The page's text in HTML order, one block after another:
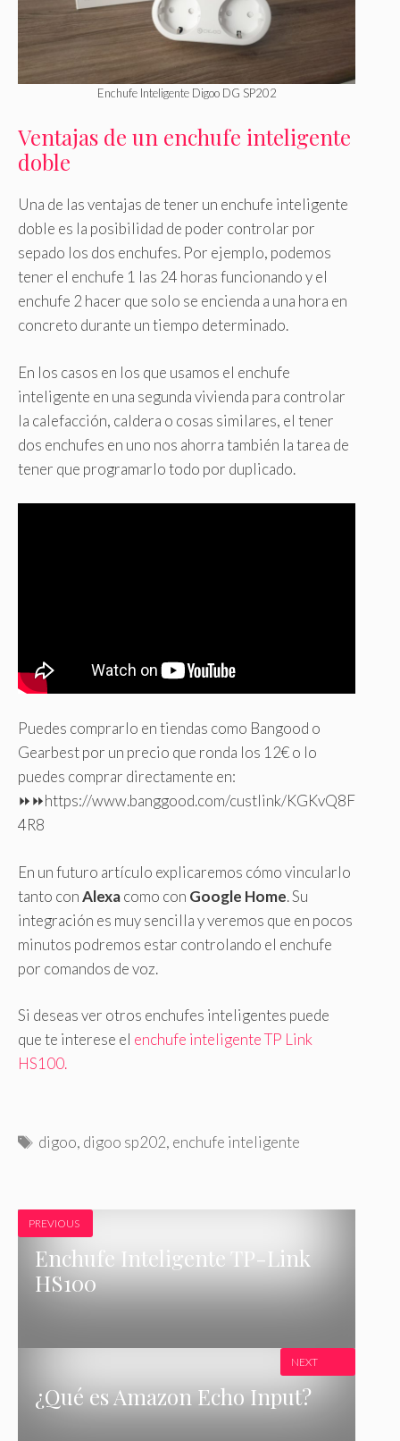
Enchufe Inteligente Digoo DG SP202
Ventajas de un enchufe inteligente
doble
Una de las ventajas de tener un enchufe inteligente
doble es la posibilidad de poder controlar por
sepado los dos enchufes. Por ejemplo, podemos
tener el enchufe 1 las 24 horas funcionando y el
enchufe 2 hacer que solo se encienda a una hora en
concreto durante un tiempo determinado.
En los casos en los que usamos el enchufe
inteligente en una segunda vivienda para controlar
la calefacción, caldera o cosas similares, el tener
dos enchufes en uno nos ahorra también la tarea de
tener que programarlo todo por duplicado.
Puedes comprarlo en tiendas como Bangood o
Gearbest por un precio que ronda los 12€ o lo
puedes comprar directamente en:
⏩⏩https://www.banggood.com/custlink/KGKvQ8F
4R8
En un futuro artículo explicaremos cómo vincularlo
tanto conAlexacomo con Google Home. Su
integración es muy sencilla y veremos que en pocos
minutos podremos estar controlando el enchufe
por comandos de voz.
Si deseas ver otros enchufes inteligentes puede
que te interese el enchufe inteligente TP Link
HS100.
E
q
u
e
t
a
digoo, digoo sp202, enchufe inteligente
PREVIOUS
Enchufe Inteligente TP-Link
HS100
¿Qué es Amazon Echo Input?
NEXT